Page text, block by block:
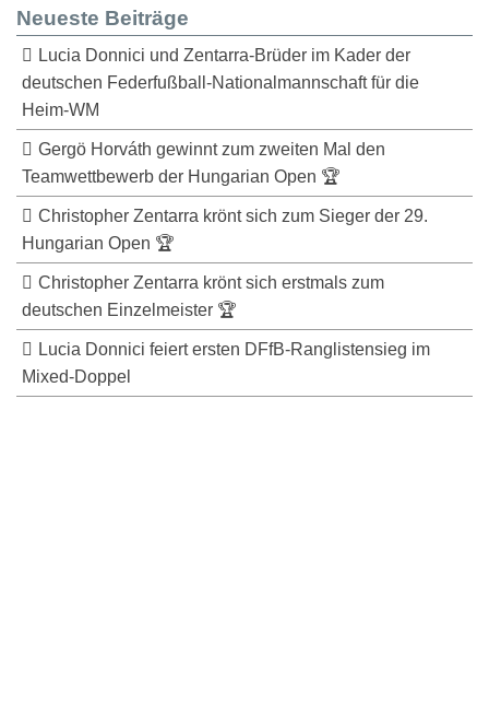
Neueste Beiträge
Lucia Donnici und Zentarra-Brüder im Kader der
deutschen Federfußball-Nationalmannschaft für die
Heim-WM
Gergö Horváth gewinnt zum zweiten Mal den
Teamwettbewerb der Hungarian Open 🏆
Christopher Zentarra krönt sich zum Sieger der 29.
Hungarian Open 🏆
Christopher Zentarra krönt sich erstmals zum
deutschen Einzelmeister 🏆
Lucia Donnici feiert ersten DFfB-Ranglistensieg im
Mixed-Doppel